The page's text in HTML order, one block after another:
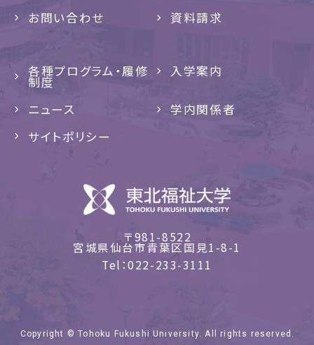
お問い合わせ
資料請求
各種プログラム・履修
制度
入学案内
ニュース
学内関係者
サイトポリシー
〒981-8522
宮城県仙台市青葉区国見1-8-1
Tel 022-233-3111
Copyright © Tohoku Fukushi University. All rights reserved.